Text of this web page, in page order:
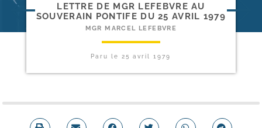
LETTRE DE MGR LEFEBVRE AU
SOUVERAIN PONTIFE DU 25 AVRIL 1979
MGR MARCEL LEFEBVRE
Paru le25 avril 1979